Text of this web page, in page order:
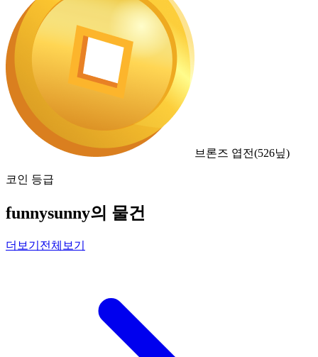
브론즈 엽전(526닢)
코인 등급
funnysunny의 물건
더보기 전체보기